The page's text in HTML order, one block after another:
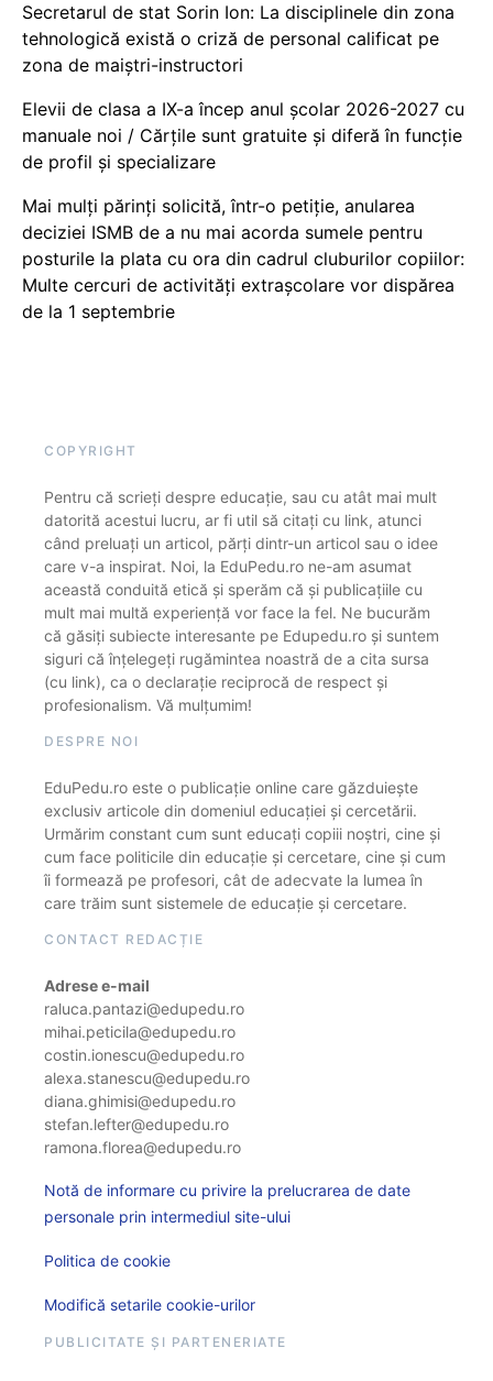
Secretarul de stat Sorin Ion: La disciplinele din zona
tehnologică există o criză de personal calificat pe
zona de maiștri-instructori
Elevii de clasa a IX-a încep anul școlar 2026-2027 cu
manuale noi / Cărțile sunt gratuite și diferă în funcție
de profil și specializare
Mai mulți părinți solicită, într-o petiție, anularea
deciziei ISMB de a nu mai acorda sumele pentru
posturile la plata cu ora din cadrul cluburilor copiilor:
Multe cercuri de activități extrașcolare vor dispărea
de la 1 septembrie
COPYRIGHT
Pentru că scrieți despre educație, sau cu atât mai mult
datorită acestui lucru, ar fi util să citați cu link, atunci
când preluați un articol, părți dintr-un articol sau o idee
care v-a inspirat. Noi, la EduPedu.ro ne-am asumat
această conduită etică și sperăm că și publicațiile cu
mult mai multă experiență vor face la fel. Ne bucurăm
că găsiți subiecte interesante pe Edupedu.ro și suntem
siguri că înțelegeți rugămintea noastră de a cita sursa
(cu link), ca o declarație reciprocă de respect și
profesionalism. Vă mulțumim!
DESPRE NOI
EduPedu.ro este o publicație online care găzduiește
exclusiv articole din domeniul educației și cercetării.
Urmărim constant cum sunt educați copiii noștri, cine și
cum face politicile din educație și cercetare, cine și cum
îi formează pe profesori, cât de adecvate la lumea în
care trăim sunt sistemele de educație și cercetare.
CONTACT REDACȚIE
Adrese e-mail
raluca.pantazi@edupedu.ro
mihai.peticila@edupedu.ro
costin.ionescu@edupedu.ro
alexa.stanescu@edupedu.ro
diana.ghimisi@edupedu.ro
stefan.lefter@edupedu.ro
ramona.florea@edupedu.ro
Notă de informare cu privire la prelucrarea de date
personale prin intermediul site-ului
Politica de cookie
Modifică setarile cookie-urilor
PUBLICITATE ȘI PARTENERIATE